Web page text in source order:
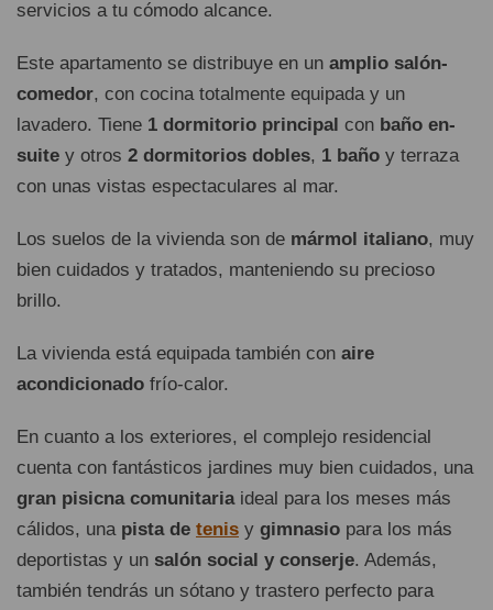
servicios a tu cómodo alcance.
Este apartamento se distribuye en un amplio salón-
comedor, con cocina totalmente equipada y un
lavadero. Tiene 1 dormitorio principal con baño en-
suite y otros 2 dormitorios dobles, 1 baño y terraza
con unas vistas espectaculares al mar.
Los suelos de la vivienda son de mármol italiano, muy
bien cuidados y tratados, manteniendo su precioso
brillo.
La vivienda está equipada también con aire
acondicionado frío-calor.
En cuanto a los exteriores, el complejo residencial
cuenta con fantásticos jardines muy bien cuidados, una
gran pisicna comunitariaideal para los meses más
cálidos, una pista de tenis y gimnasio para los más
deportistas y un salón social y conserje. Además,
también tendrás un sótano y trastero perfecto para